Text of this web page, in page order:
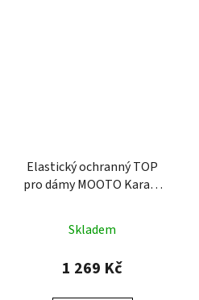
Elastický ochranný TOP
pro dámy MOOTO Karate
Skladem
1 269 Kč